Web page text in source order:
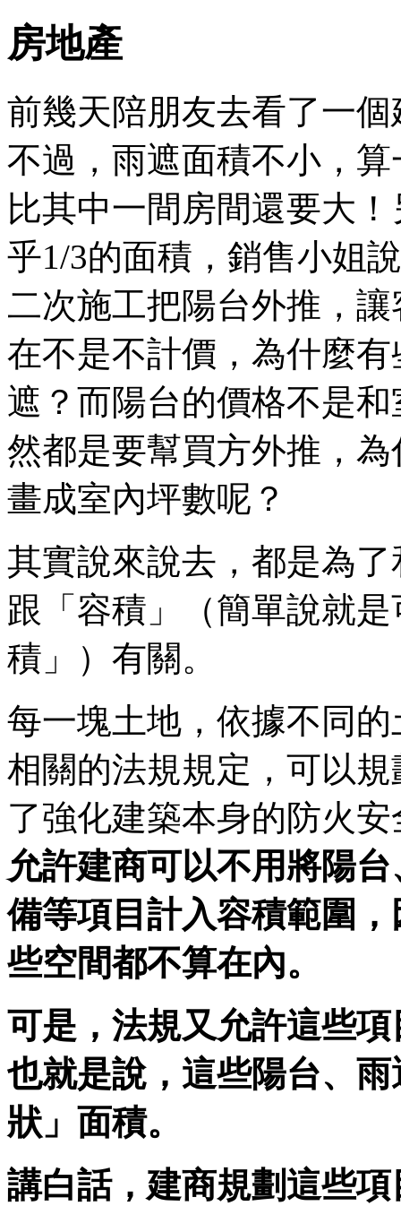
房地產
前幾天陪朋友去看了一
不過，雨遮面積不小，
比其中一間房間還要大
乎1/3的面積，銷售小姐
二次施工把陽台外推，
在不是不計價，為什麼
遮？而陽台的價格不是
然都是要幫買方外推，
畫成室內坪數呢？
其實說來說去，都是為
跟「容積」（簡單說就
積」）有關。
每一塊土地，依據不同
相關的法規規定，可以
了強化建築本身的防火
允許建商可以不用將陽
備等項目計入容積範圍
些空間都不算在內。
可是，法規又允許這些
也就是說，這些陽台、
狀」面積。
講白話，建商規劃這些